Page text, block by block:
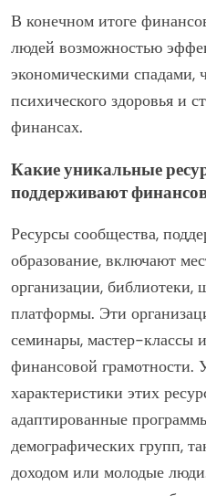
В конечном итоге
людей возможностью
экономическими
психического здоровья и
финансах.
Какие уникальные
поддерживают
Ресурсы сообщества,
образование, включают
организации,
платформы. Эти
семинары, мастер-классы
финансовой грамотности.
характеристики этих
адаптированные
демографических групп,
доходом или молодые